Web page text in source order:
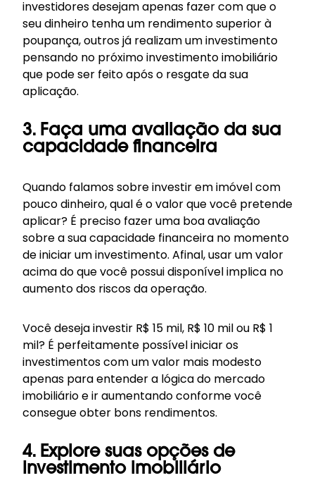
investidores desejam apenas fazer com que o
seu dinheiro tenha um rendimento superior à
poupança, outros já realizam um investimento
pensando no próximo investimento imobiliário
que pode ser feito após o resgate da sua
aplicação.
3. Faça uma avaliação da sua
capacidade financeira
Quando falamos sobre investir em imóvel com
pouco dinheiro, qual é o valor que você pretende
aplicar? É preciso fazer uma boa avaliação
sobre a sua capacidade financeira no momento
de iniciar um investimento. Afinal, usar um valor
acima do que você possui disponível implica no
aumento dos riscos da operação.
Você deseja investir R$ 15 mil, R$ 10 mil ou R$ 1
mil? É perfeitamente possível iniciar os
investimentos com um valor mais modesto
apenas para entender a lógica do mercado
imobiliário e ir aumentando conforme você
consegue obter bons rendimentos.
4. Explore suas opções de
investimento imobiliário